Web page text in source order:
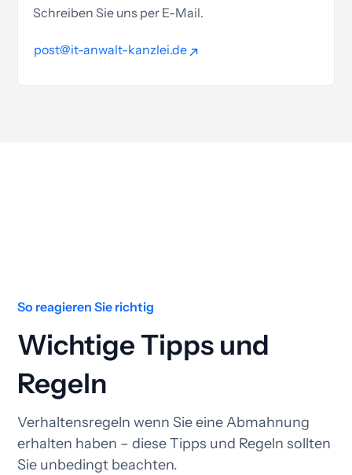
Schreiben Sie uns per E-Mail.
post@it-anwalt-kanzlei.de
So reagieren Sie richtig
Wichtige Tipps und
Regeln
Verhaltensregeln wenn Sie eine Abmahnung
erhalten haben – diese Tipps und Regeln sollten
Sie unbedingt beachten.